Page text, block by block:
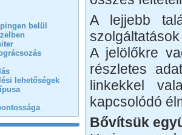
belül
lehetőségek
A lejjebb
A jelölőkre
részletes
linkekkel
kapcsolódó
Bővítsük